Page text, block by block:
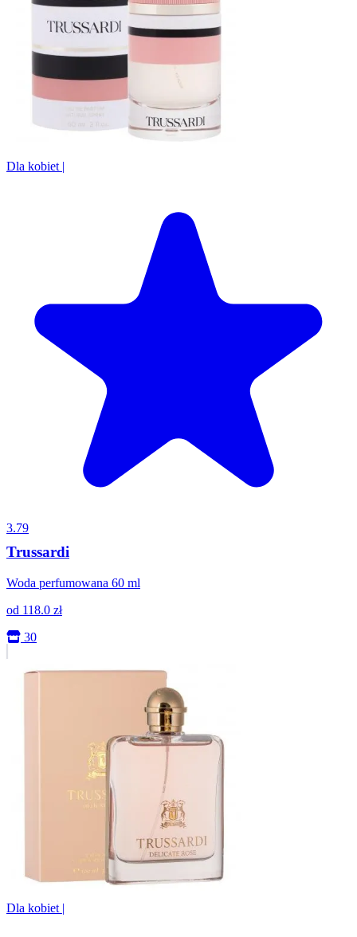
Dla kobiet |
3.79
Trussardi
Woda perfumowana 60 ml
od 118.0 zł
30
Dla kobiet |